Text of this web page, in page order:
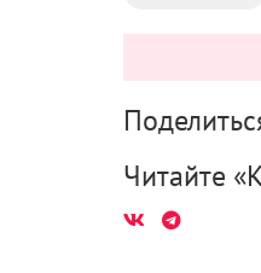
Читайте